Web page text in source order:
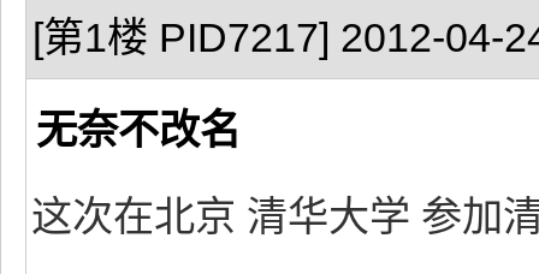
[第1楼 PID7217] 2012-04-
无奈不改名
这次在北京 清华大学 参加